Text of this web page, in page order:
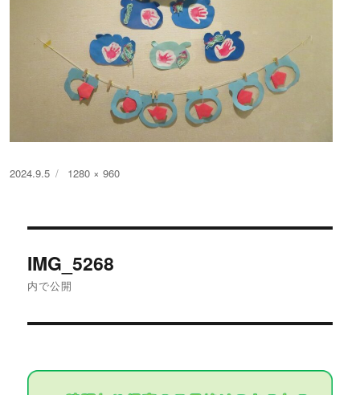
投
2024.9.5
フ
1280 × 960
稿
ゲ
IMG_5268
内で公開